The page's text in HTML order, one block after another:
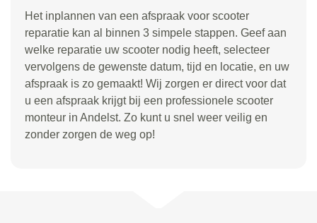
Het inplannen van een afspraak voor scooter
reparatie kan al binnen 3 simpele stappen. Geef aan
welke reparatie uw scooter nodig heeft, selecteer
vervolgens de gewenste datum, tijd en locatie, en uw
afspraak is zo gemaakt! Wij zorgen er direct voor dat
u een afspraak krijgt bij een professionele scooter
monteur in Andelst. Zo kunt u snel weer veilig en
zonder zorgen de weg op!